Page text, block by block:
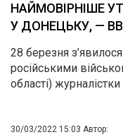
НАЙМОВІРНІШЕ
У ДОНЕЦЬКУ, —
28 березня
російськими
області)
30/03/2022 15:03 Автор: